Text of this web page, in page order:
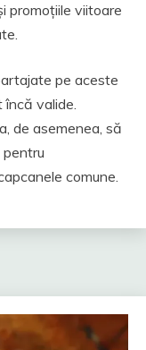
promoțiile viitoare
pe aceste
valide.
de asemenea, să
comune.